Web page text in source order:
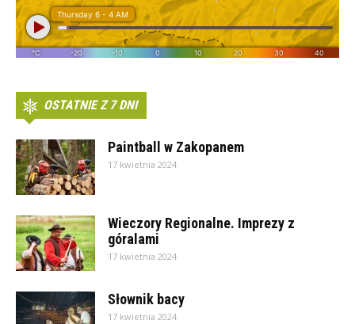
OSTATNIE Z 7 DNI
Paintball w Zakopanem
17 kwietnia 2024
Wieczory Regionalne. Imprezy z
góralami
17 kwietnia 2024
Słownik bacy
17 kwietnia 2024